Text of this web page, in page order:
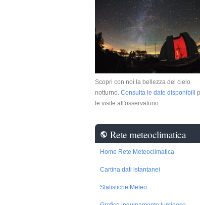
Scopri con noi la bellezza del cielo
notturno. Consulta le date disponibili
le visite all'osservatorio
public Rete meteoclimatica
Home Rete Meteoclimatica
Cartina dati istantanei
Statistiche Meteo